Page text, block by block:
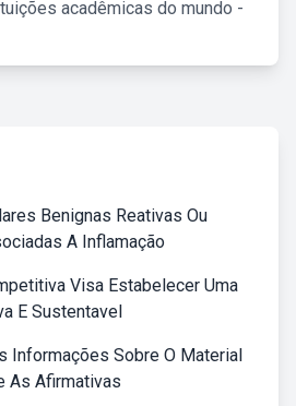
acadêmicas do mundo -
Benignas Reativas Ou
A Inflamação
Visa Estabelecer Uma
E Sustentavel
Informações Sobre O Material
As Afirmativas